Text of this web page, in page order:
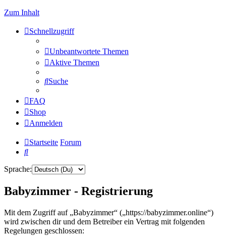
Zum Inhalt
Schnellzugriff
Unbeantwortete Themen
Aktive Themen
Suche
FAQ
Shop
Anmelden
Startseite Forum
Suche
Sprache:
Babyzimmer - Registrierung
Mit dem Zugriff auf „Babyzimmer“ („https://babyzimmer.online“)
wird zwischen dir und dem Betreiber ein Vertrag mit folgenden
Regelungen geschlossen: